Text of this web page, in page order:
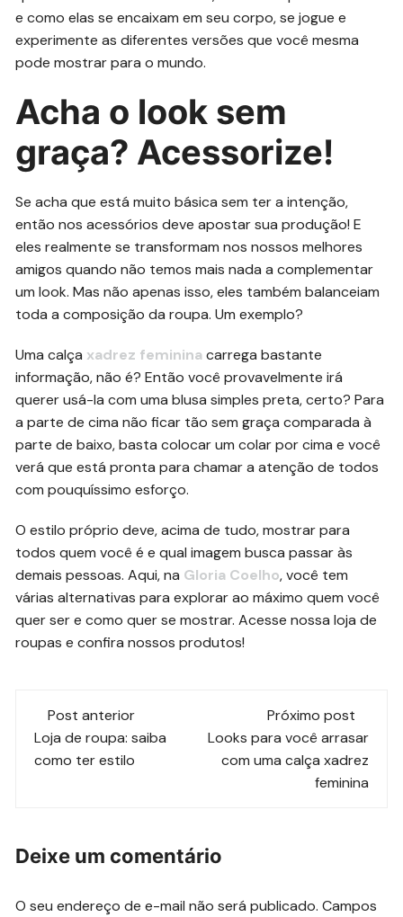
e como elas se encaixam em seu corpo, se jogue e
experimente as diferentes versões que você mesma
pode mostrar para o mundo.
Acha o look sem
graça? Acessorize!
Se acha que está muito básica sem ter a intenção,
então nos acessórios deve apostar sua produção! E
eles realmente se transformam nos nossos melhores
amigos quando não temos mais nada a complementar
um look. Mas não apenas isso, eles também balanceiam
toda a composição da roupa. Um exemplo?
Uma calça xadrez femininacarrega bastante
informação, não é? Então você provavelmente irá
querer usá-la com uma blusa simples preta, certo? Para
a parte de cima não ficar tão sem graça comparada à
parte de baixo, basta colocar um colar por cima e você
verá que está pronta para chamar a atenção de todos
com pouquíssimo esforço.
O estilo próprio deve, acima de tudo, mostrar para
todos quem você é e qual imagem busca passar às
demais pessoas. Aqui, na Gloria Coelho, você tem
várias alternativas para explorar ao máximo quem você
quer ser e como quer se mostrar. Acesse nossa loja de
roupas e confira nossos produtos!
Navegação
de
Post anterior
Loja de roupa: saiba
como ter estilo
Próximo post
Looks para você arrasar
com uma calça xadrez
feminina
Deixe um comentário
O seu endereço de e-mail não será publicado. Campos